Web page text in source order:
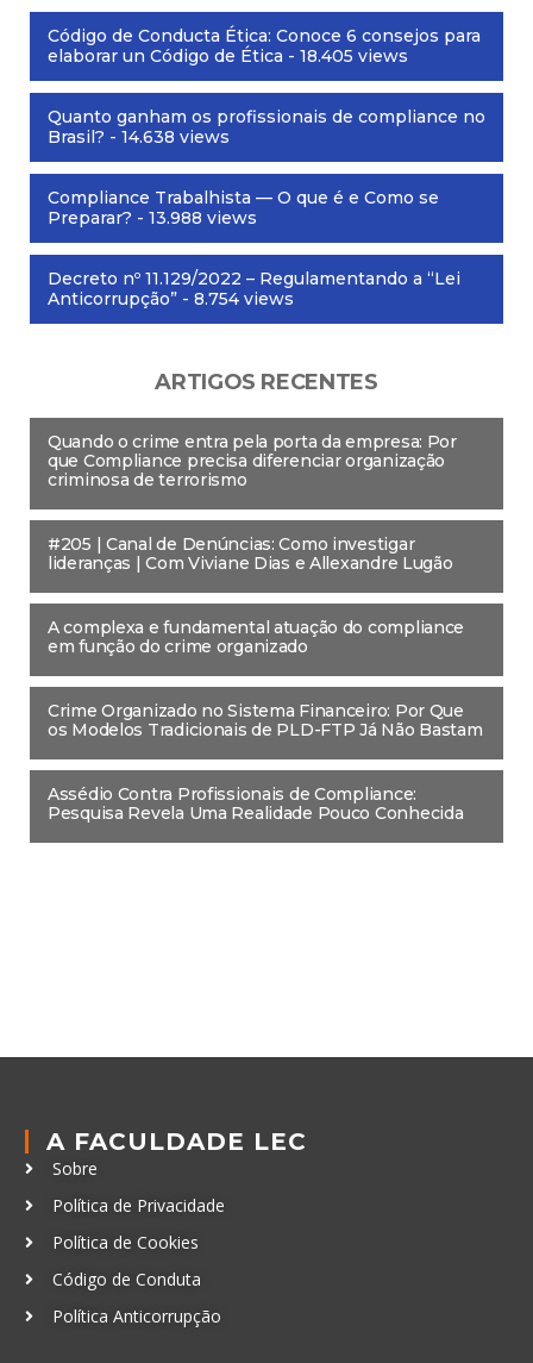
Código de Conducta Ética: Conoce 6 consejos para
elaborar un Código de Ética - 18.405 views
Quanto ganham os profissionais de compliance no
Brasil? - 14.638 views
Compliance Trabalhista — O que é e Como se
Preparar? - 13.988 views
Decreto nº 11.129/2022 – Regulamentando a “Lei
Anticorrupção” - 8.754 views
ARTIGOS RECENTES
Quando o crime entra pela porta da empresa: Por
que Compliance precisa diferenciar organização
criminosa de terrorismo
#205 | Canal de Denúncias: Como investigar
lideranças | Com Viviane Dias e Allexandre Lugão
A complexa e fundamental atuação do compliance
em função do crime organizado
Crime Organizado no Sistema Financeiro: Por Que
os Modelos Tradicionais de PLD-FTP Já Não Bastam
Assédio Contra Profissionais de Compliance:
Pesquisa Revela Uma Realidade Pouco Conhecida
A FACULDADE LEC
Sobre
Política de Privacidade
Política de Cookies
Código de Conduta
Política Anticorrupção